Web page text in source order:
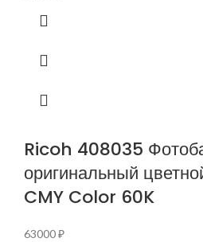
Ricoh 408035
оригинальный
CMY Color 60K
63000₽